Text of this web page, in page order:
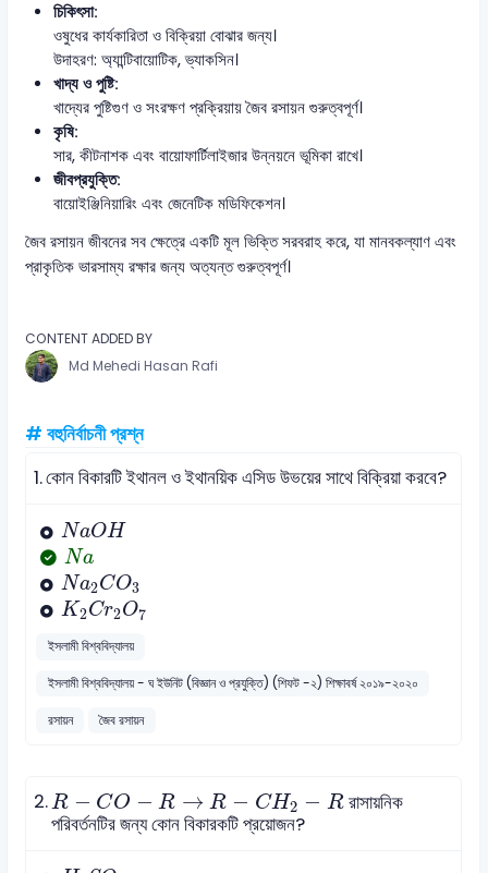
চিকিৎসা:
ওষুধের কার্যকারিতা ও বিক্রিয়া বোঝার জন্য।
উদাহরণ: অ্যান্টিবায়োটিক, ভ্যাকসিন।
খাদ্য ও পুষ্টি:
খাদ্যের পুষ্টিগুণ ও সংরক্ষণ প্রক্রিয়ায় জৈব রসায়ন গুরুত্বপূর্ণ।
কৃষি:
সার, কীটনাশক এবং বায়োফার্টিলাইজার উন্নয়নে ভূমিকা রাখে।
জীবপ্রযুক্তি:
বায়োইঞ্জিনিয়ারিং এবং জেনেটিক মডিফিকেশন।
জৈব রসায়ন জীবনের সব ক্ষেত্রে একটি মূল ভিক্তি সরবরাহ করে, যা মানবকল্যাণ এবং
প্রাকৃতিক ভারসাম্য রক্ষার জন্য অত্যন্ত গুরুত্বপূর্ণ।
CONTENT ADDED BY
Md Mehedi Hasan Rafi
# বহুনির্বাচনী প্রশ্ন
1.কোন বিকারটি ইথানল ও ইথানয়িক এসিড উভয়ের সাথে বিক্রিয়া করবে?
NaOH
NaOH
Na
Na
Na2CO3
Na2CO3
K2Cr2O7
K2Cr2O
ইসলামী বিশ্ববিদ্যালয়
ইসলামী বিশ্ববিদ্যালয় - ঘ ইউনিট (বিজ্ঞান ও প্রযুক্তি) (শিফট -২) শিক্ষাবর্ষ ২০১৯-২০২০
রসায়ন
জৈব রসায়ন
2.R − CO − R → R − CH2 − R
R- O-R R- C H2 R
রাসায়নিক
পরিবর্তনটির জন্য কোন বিকারকটি প্রয়োজন?